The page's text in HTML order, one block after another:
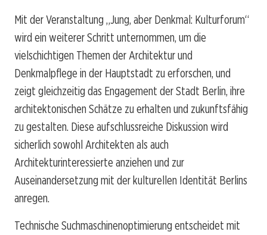
Mit der Veranstaltung „Jung, aber Denkmal: Kulturforum“
wird ein weiterer Schritt unternommen, um die
vielschichtigen Themen der Architektur und
Denkmalpflege in der Hauptstadt zu erforschen, und
zeigt gleichzeitig das Engagement der Stadt Berlin, ihre
architektonischen Schätze zu erhalten und zukunftsfähig
zu gestalten. Diese aufschlussreiche Diskussion wird
sicherlich sowohl Architekten als auch
Architekturinteressierte anziehen und zur
Auseinandersetzung mit der kulturellen Identität Berlins
anregen.
Technische Suchmaschinenoptimierung entscheidet mit